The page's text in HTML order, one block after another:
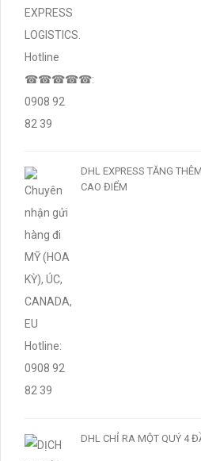
DHL EXPRESS TĂNG
CAO ĐIỂM
DHL CHỈ RA MỘT QUÝ 4